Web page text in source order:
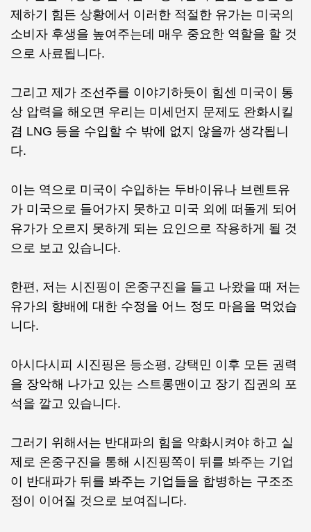
제하기 힘든 상황에서 이러한 적절한 유가는 미국의
소비자 후생을 높여주는데 매우 중요한 역할을 할 것
으로 사료됩니다.
그리고 제가 조선주를 이야기하듯이 힘센 미국이 통
상 압력을 해오면 우리는 미세먼지 문제도 완화시킬
겸 LNG 등을 수입할 수 밖에 없지 않을까 생각됩니
다.
이는 역으로 미국이 수입하는 두바이유나 브렌트유
가 미국으로 들어가지 못하고 미국 외에 떠돌게 되어
유가가 오르지 못하게 되는 요인으로 작용하게 될 것
으로 보고 있습니다.
한편, 저는 시진핑이 온중구진을 들고 나왔을 때 저는
유가의 향배에 대한 수정을 어느 정도 마음을 먹었습
니다.
아시다시피 시진핑은 등소평, 강택민 이후 모든 권력
을 장악해 나가고 있는 스트롱맨이고 장기 집권의 포
석을 깔고 있습니다.
그러기 위해서는 반대파의 힘을 약화시켜야 하고 실
제로 온중구진을 통해 시진핑쪽이 뒤를 봐주는 기업
이 반대파가 뒤를 봐주는 기업들을 합병하는 구조조
정이 이어질 것으로 보여집니다.